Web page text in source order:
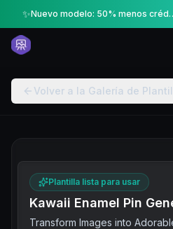
✨ Nuevo modelo: 50%
Volver a la Galería de
Plantilla lista para usar
Kawaii Enamel Pin
Transform Images into